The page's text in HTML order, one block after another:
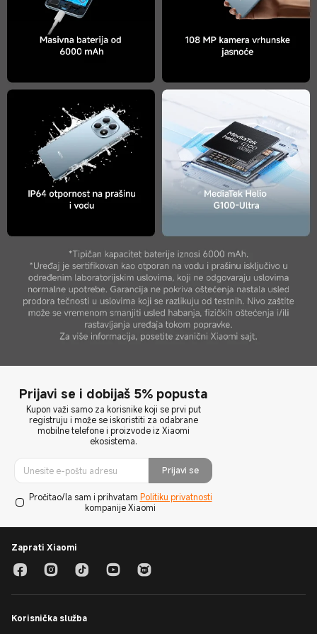
Prijavi se i dobijaš 5% popusta
Kupon važi samo za korisnike koji se prvi put
registruju i može se iskoristiti za odabrane
mobilne telefone i proizvode iz Xiaomi
ekosistema.
Prijavi se
Pročitao/la sam i prihvatam Politiku privatnosti
kompanije Xiaomi
Zaprati Xiaomi
Korisnička služba